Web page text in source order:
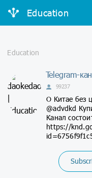
Education
Telegram-
99237
О Китае без
@advdkd
Канал
https://